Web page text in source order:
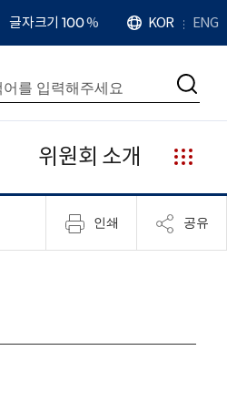
확
대
치
글자크기 100%
언
어
KOR ENG
검
위원회 소개
누
리
집
안
인쇄 공유